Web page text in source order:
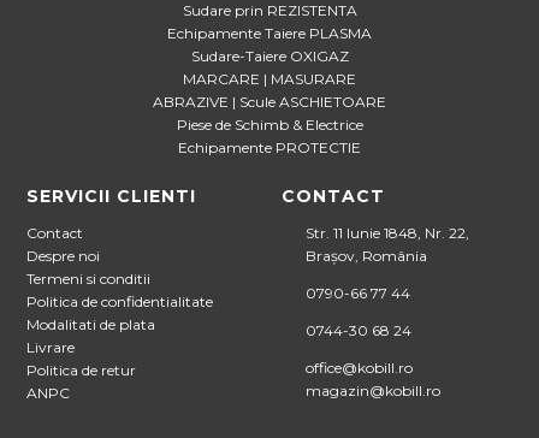
Sudare prin REZISTENTA
Echipamente Taiere PLASMA
Sudare-Taiere OXIGAZ
MARCARE | MASURARE
ABRAZIVE | Scule ASCHIETOARE
Piese de Schimb & Electrice
Echipamente PROTECTIE
SERVICII CLIENTI
Contact
Despre noi
Termeni si conditii
Politica de confidentialitate
Modalitati de plata
Livrare
Politica de retur
ANPC
CONTACT
Str. 11 Iunie 1848, Nr. 22,
Brașov, România
0790-66 77 44
0744-30 68 24
office@kobill.ro
magazin@kobill.ro